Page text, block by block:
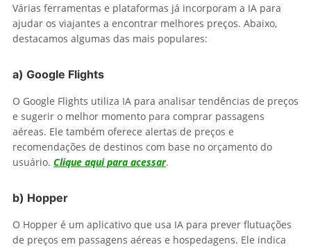
Várias ferramentas e plataformas já incorporam a IA para
ajudar os viajantes a encontrar melhores preços. Abaixo,
destacamos algumas das mais populares:
a) Google Flights
O Google Flights utiliza IA para analisar tendências de preços
e sugerir o melhor momento para comprar passagens
aéreas. Ele também oferece alertas de preços e
recomendações de destinos com base no orçamento do
usuário. Clique aqui para acessar.
b) Hopper
O Hopper é um aplicativo que usa IA para prever flutuações
de preços em passagens aéreas e hospedagens. Ele indica